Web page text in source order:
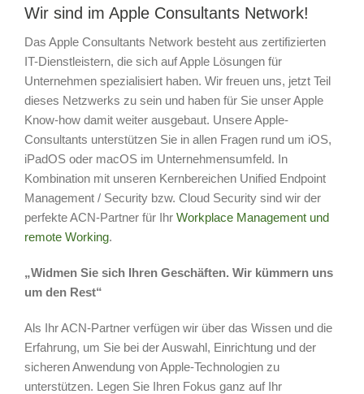
Wir sind im Apple Consultants Network!
Das Apple Consultants Network besteht aus zertifizierten
IT-Dienstleistern, die sich auf Apple Lösungen für
Unternehmen spezialisiert haben. Wir freuen uns, jetzt Teil
dieses Netzwerks zu sein und haben für Sie unser Apple
Know-how damit weiter ausgebaut. Unsere Apple-
Consultants unterstützen Sie in allen Fragen rund um iOS,
iPadOS oder macOS im Unternehmensumfeld. In
Kombination mit unseren Kernbereichen Unified Endpoint
Management / Security bzw. Cloud Security sind wir der
perfekte ACN-Partner für Ihr Workplace Management und
remote Working.
„Widmen Sie sich Ihren Geschäften. Wir kümmern uns
um den Rest“
Als Ihr ACN-Partner verfügen wir über das Wissen und die
Erfahrung, um Sie bei der Auswahl, Einrichtung und der
sicheren Anwendung von Apple-Technologien zu
unterstützen. Legen Sie Ihren Fokus ganz auf Ihr